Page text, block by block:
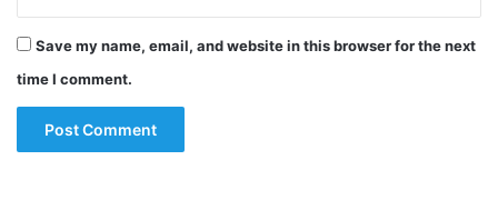
Save my name, email, and website in this browser for the next
time I comment.